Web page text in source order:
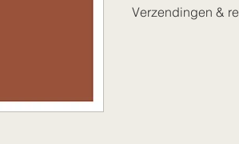
Verzendingen &